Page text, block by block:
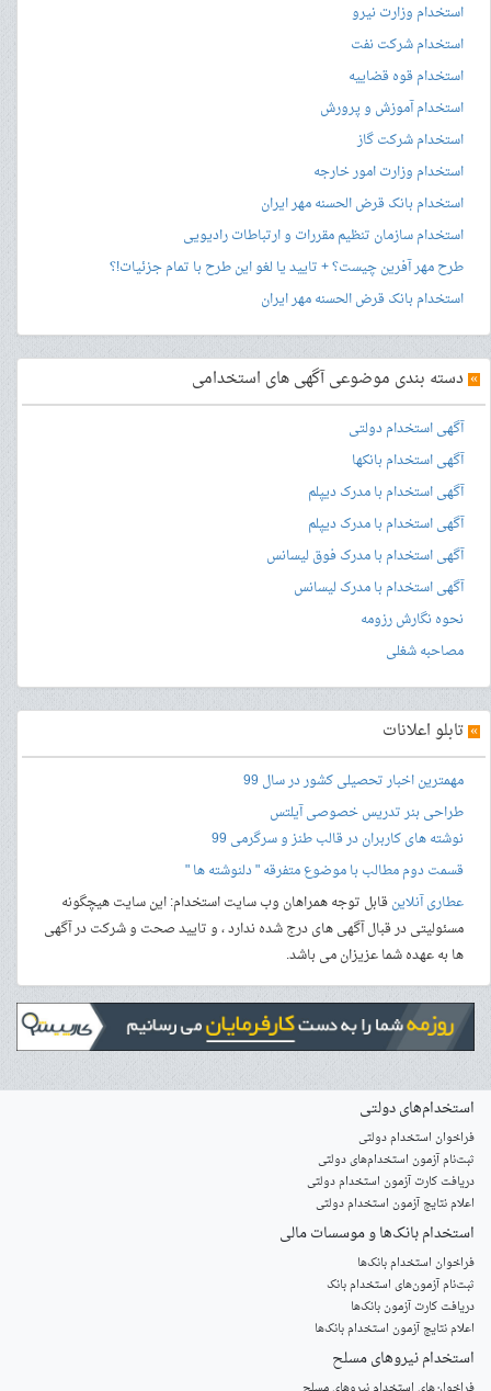
استخدام وزارت نیرو
استخدام شرکت نفت
استخدام قوه قضاییه
استخدام آموزش و پرورش
استخدام شرکت گاز
استخدام وزارت امور خارجه
استخدام بانک قرض الحسنه مهر ایران
استخدام سازمان تنظیم مقررات و ارتباطات رادیویی
طرح مهر آفرین چیست؟ + تایید یا لغو این طرح با تمام جزئیات!؟
استخدام بانک قرض الحسنه مهر ایران
» دسته بندی موضوعی آگهی های استخدامی
آگهی استخدام دولتی
آگهی استخدام بانکها
آگهی استخدام با مدرک دیپلم
آگهی استخدام با مدرک دیپلم
آگهی استخدام با مدرک فوق لیسانس
آگهی استخدام با مدرک لیسانس
نحوه نگارش رزومه
مصاحبه شغلی
» تابلو اعلانات
مهمترین اخبار تحصیلی کشور در سال 99
طراحی بنرتدریس خصوصی آیلتس
نوشته های کاربران در قالب طنز و سرگرمی 99
قسمت دوم مطالب با موضوع متفرقه " دلنوشته ها "
عطاری آنلاینقابل توجه همراهان وب سایت استخدام: این سایت هیچگونه
مسئولیتی در قبال آگهی های درج شده ندارد ، و تایید صحت و شرکت در آگهی
ها به عهده شما عزیزان می باشد.
استخدام‌های دولتی
فراخوان استخدام دولتی
ثبت‌نام آزمون‌ استخدام‌های دولتی
دریافت کارت آزمون استخدام دولتی
اعلام نتایج آزمون استخدام دولتی
استخدام‌ بانک‌ها و موسسات مالی
فراخوان استخدام بانک‌ها
‌ثبت‌نام آزمون‌های استخدام بانک
دریافت کارت آزمون بانک‌ها
اعلام نتایج آزمون استخدام بانک‌ها
استخدام‌ نیروهای مسلح